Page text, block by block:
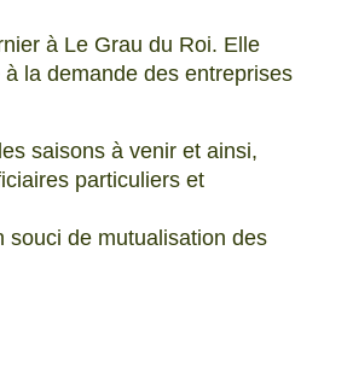
à Le Grau du Roi. Elle
la demande des entreprises
saisons à venir et ainsi,
particuliers et
souci de mutualisation des